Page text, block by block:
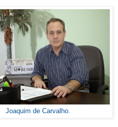
Joaquim de Carvalho.